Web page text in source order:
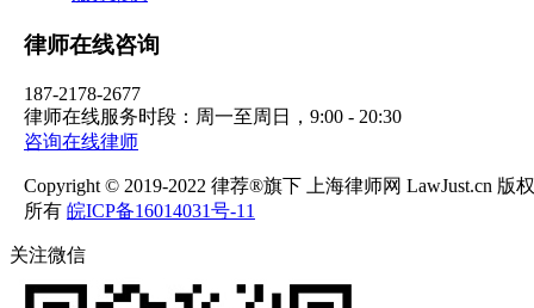
律师在线咨询
187-2178-2677
律师在线服务时段：周一至周日，9:00 - 20:30
咨询在线律师
Copyright © 2019-2022 律荐®旗下 上海律师网 LawJust.cn 版权
所有 皖ICP备16014031号-11
关注微信